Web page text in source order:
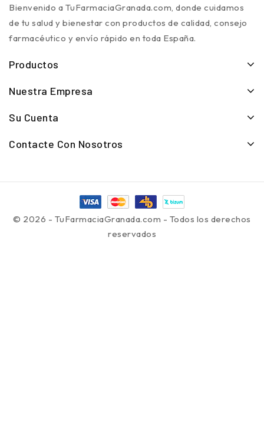
Bienvenido a TuFarmaciaGranada.com, donde cuidamos
de tu salud y bienestar con productos de calidad, consejo
farmacéutico y envío rápido en toda España.
Productos
Nuestra Empresa
Su Cuenta
Contacte Con Nosotros
© 2026 - TuFarmaciaGranada.com - Todos los derechos
reservados